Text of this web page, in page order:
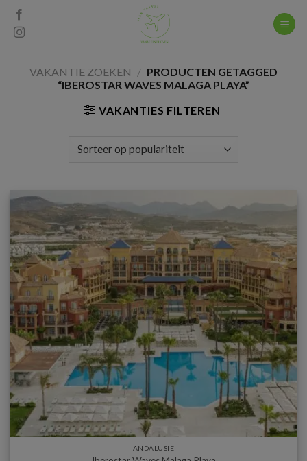
Skip
content
VAKANTIE ZOEKEN / PRODUCTEN GETAGGED
“IBEROSTAR WAVES MALAGA PLAYA”
VAKANTIES FILTEREN
ANDALUSIË